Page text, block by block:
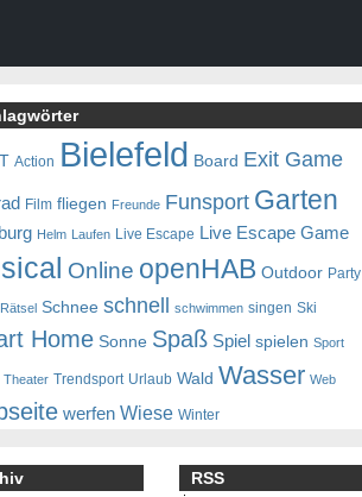
Action Bielefeld Board Exit Game
Film fliegen Freunde Funsport Garten
Helm Laufen Live Escape Live Escape Game
Online openHAB Outdoor Party
Rätsel Schnee schnell schwimmen singen Ski
Home Sonne Spaß Spiel spielen Sport
Theater Trendsport Urlaub Wald Wasser Web
werfen Wiese Winter
RSS